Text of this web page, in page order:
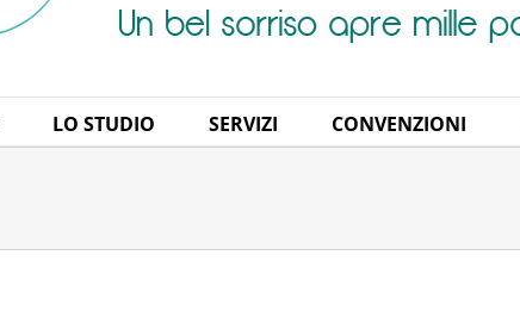
LO STUDIO SERVIZI CONVENZIONI